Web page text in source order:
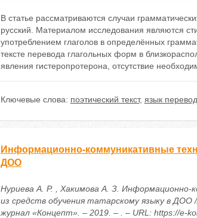
В статье рассматриваются случаи
русский. Материалом исследования являются
употреблением глаголов в определённых
тексте перевода глагольных форм в
явления гистеропротерона, отсутствие
Ключевые слова: поэтический текст, язык
Информационно-коммуникативные
ДОО
Нуриева А. Р. , Хакимова А. З. Информационно-
из средств обучения татарскому языку в
журнал «Концепт». – 2019. – . – URL: https://e-